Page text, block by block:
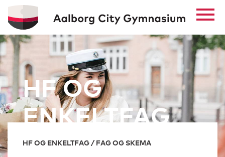
HF OG
ENKELTFAG
HF OG ENKELTFAG / FAG OG SKEMA